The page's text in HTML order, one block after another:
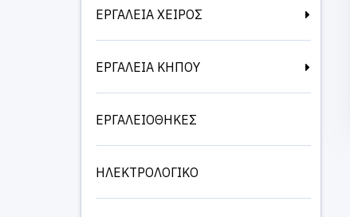
ΕΡΓΑΛΕΙΑ ΧΕΙΡΟΣ
ΕΡΓΑΛΕΙΑ ΚΗΠΟΥ
ΕΡΓΑΛΕΙΟΘΗΚΕΣ
ΗΛΕΚΤΡΟΛΟΓΙΚΟ